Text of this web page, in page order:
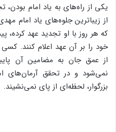
یکی از راه‌های به یاد امام بودن،
از زیباترین جلوه‌های یاد امام
که هر روز با او تجدید عهد کرده،
خود را بر آن عهد اعلام کنند.
از عمق جان به مضامین آن
نمی‌شود و در تحقق آرمان‌های
بزرگوار، لحظه‌ای از پای نمی‌نشیند.